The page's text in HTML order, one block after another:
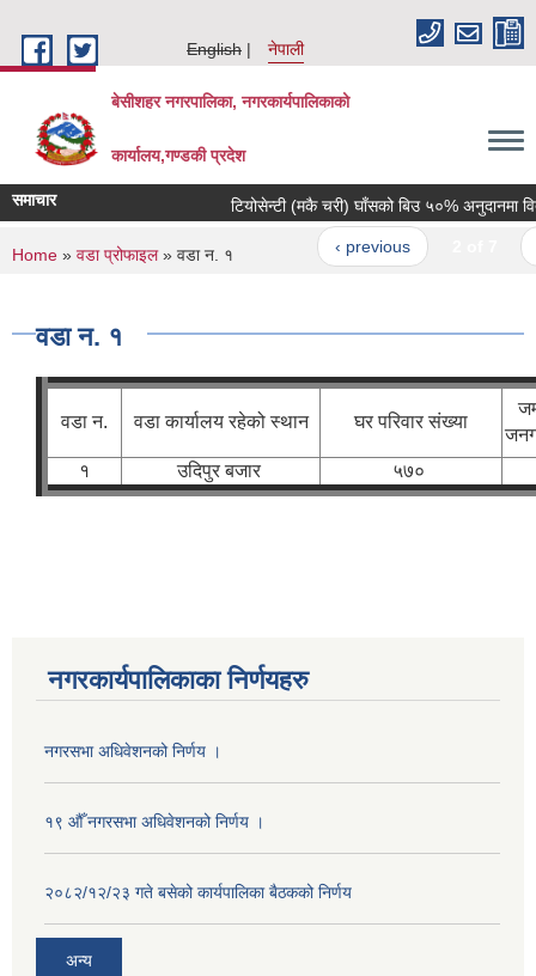
English
नेपाली
बेसीशहर नगरपालिका, नगरकार्यपालिकाको
कार्यालय,गण्डकी प्रदेश
समाचार टियोसेन्टी (मकै चरी) घाँसको बिउ ५०% अनुदानमा
‹ previous
You are here
Home » वडा प्रोफाइल» वडा न. १
वडा न. १
वडा न. वडा कार्यालय रहेको स्थान घर परिवार संख्या
१
उदिपुर बजार ५७०
नगरकार्यपालिकाका निर्णयहरु
नगरसभा अधिवेशनको निर्णय ।
१९ औँ नगरसभा अधिवेशनको निर्णय ।
२०८२/१२/२३ गते बसेको कार्यपालिका बैठकको निर्णय
अन्य